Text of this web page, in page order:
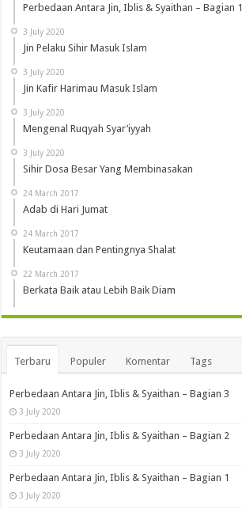
Perbedaan Antara Jin, Iblis & Syaithan – Bagian 1
3 July 2020
Jin Pelaku Sihir Masuk Islam
3 July 2020
Jin Kafir Harimau Masuk Islam
3 July 2020
Mengenal Ruqyah Syar’iyyah
3 July 2020
Sihir Dosa Besar Yang Membinasakan
24 March 2017
Adab di Hari Jumat
24 March 2017
Keutamaan dan Pentingnya Shalat
22 March 2017
Berkata Baik atau Lebih Baik Diam
Terbaru Populer Komentar Tags
Perbedaan Antara Jin, Iblis & Syaithan – Bagian 3
3 July 2020
Perbedaan Antara Jin, Iblis & Syaithan – Bagian 2
3 July 2020
Perbedaan Antara Jin, Iblis & Syaithan – Bagian 1
3 July 2020